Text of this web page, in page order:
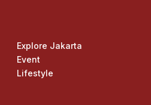
Explore Jakarta
Event
Lifestyle